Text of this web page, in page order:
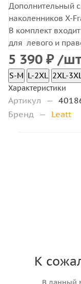
Дополнительный
наколенников X-
В комплект
для левого и
5 390 ₽ /
S-M L-2XL 2XL-
Характеристики
Артикул —
Бренд
— Leatt
К